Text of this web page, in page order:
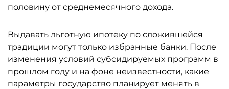
половину от среднемесячного дохода.
Выдавать льготную ипотеку по сложившейся
традиции могут только избранные банки. После
изменения условий субсидируемых программ в
прошлом году и на фоне неизвестности, какие
параметры государство планирует менять в